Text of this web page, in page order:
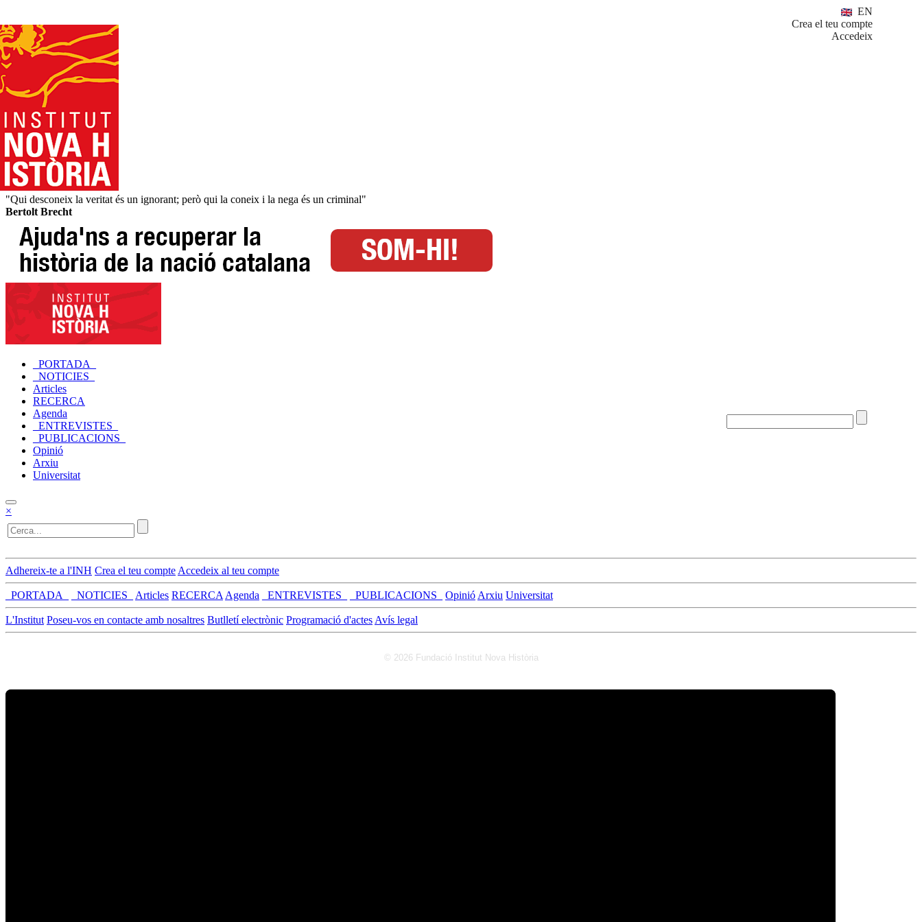
EN
Crea el teu compte
Accedeix
"Qui desconeix la veritat és un ignorant; però qui la coneix i la nega és un criminal"
Bertolt Brecht
_PORTADA_
_NOTICIES_
Articles
RECERCA
Agenda
_ENTREVISTES_
_PUBLICACIONS_
Opinió
Arxiu
Universitat
×
Adhereix-te a l'INH Crea el teu compte Accedeix al teu compte
_PORTADA_ _NOTICIES_ Articles RECERCA Agenda _ENTREVISTES_ _PUBLICACIONS_ Opinió Arxiu Universitat
L'Institut Poseu-vos en contacte amb nosaltres Butlletí electrònic Programació d'actes Avís legal
© 2026 Fundació Institut Nova Història